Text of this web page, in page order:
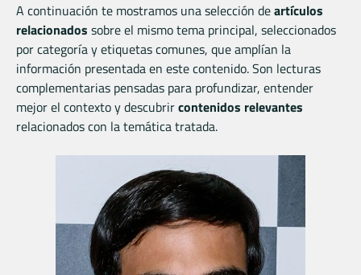
A continuación te mostramos una selección deartículos
relacionados sobre el mismo tema principal, seleccionados
por categoría y etiquetas comunes, que amplían la
información presentada en este contenido. Son lecturas
complementarias pensadas para profundizar, entender
mejor el contexto y descubrircontenidos relevantes
relacionados con la temática tratada.